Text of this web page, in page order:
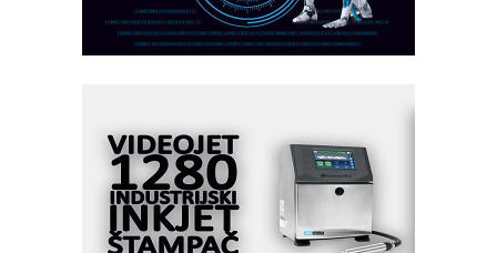
industrijsku automatizaciju
pionirskimmobile operator PANEL-OM
KIP KOP – napredna rešenja za
savremene industrijske i logističke
objekte
Alba d.o.o. – 35 godina preciznosti u
metrologiji i pametnim dozirnim
rešenjima